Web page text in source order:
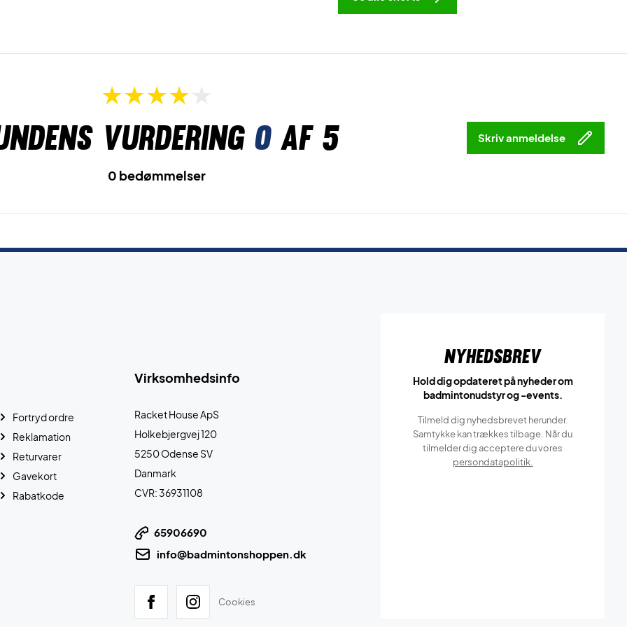
vurdering 0af 5 Skriv anmeldelse
0 bedømmelser
Virksomhedsinfo
Racket House ApS
Holkebjergvej 120
5250 Odense SV
Danmark
CVR: 36931108
65906690
info@badmintonshoppen.dk
Cookies
Fortryd ordre
Reklamation
Returvarer
Gavekort
Rabatkode
Nyhedsbrev
Hold dig opdateret på nyheder om
badmintonudstyr og -events.
Tilmeld dig nyhedsbrevet herunder.
Samtykke kan trækkes tilbage. Når du
tilmelder dig acceptere du vores
persondatapolitik.